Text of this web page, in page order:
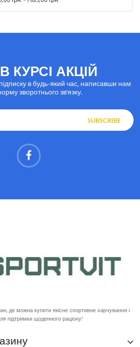
КУРСІ АКЦІЙ
в будь-який час, написавши нам
зворотнього зв'язку.
де можна купити якісне спортивне харчування і
підтримки щоденного раціону!